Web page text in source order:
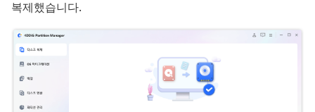
복제했습니다.